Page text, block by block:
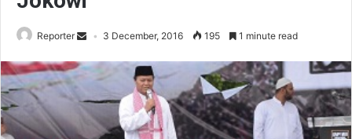
Reporter 3 December, 2016 195 1 minute read